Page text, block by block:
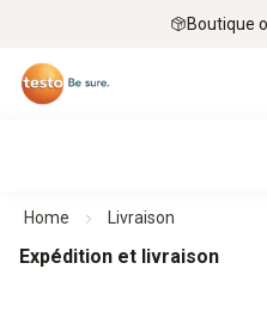
Boutique
Home Livraison
Expédition et livraison